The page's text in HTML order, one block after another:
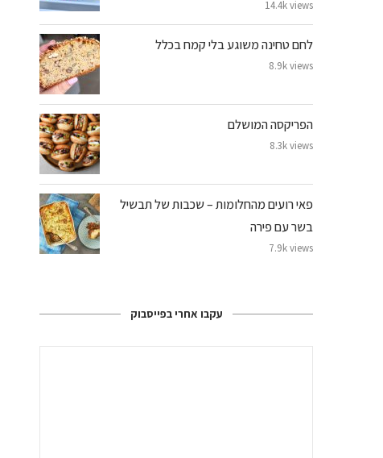
14.4k views
לחם טחינה משוגע בלי קמח בכלל
8.9k views
הפריקסה המושלם
8.3k views
פאי רועים מהחלומות – שכבות של תבשיל
בשר עם פירה
7.9k views
עקבו אחרי בפייסבוק